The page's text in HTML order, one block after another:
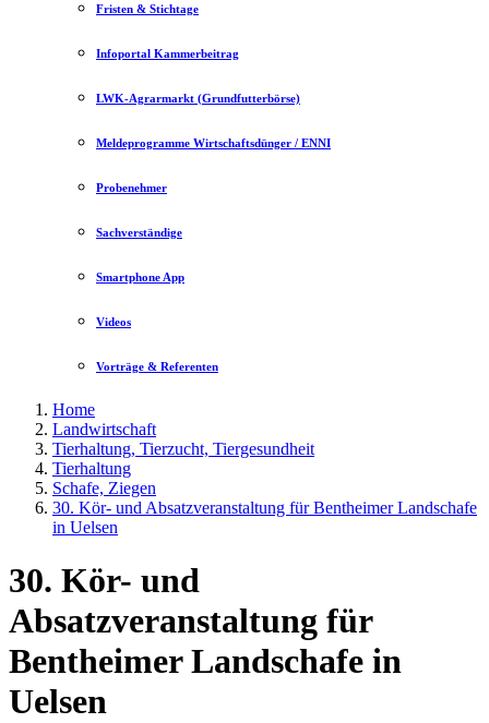
Fristen & Stichtage
Infoportal Kammerbeitrag
LWK-Agrarmarkt (Grundfutterbörse)
Meldeprogramme Wirtschaftsdünger / ENNI
Probenehmer
Sachverständige
Smartphone App
Videos
Vorträge & Referenten
Home
Landwirtschaft
Tierhaltung, Tierzucht, Tiergesundheit
Tierhaltung
Schafe, Ziegen
30. Kör- und Absatzveranstaltung für Bentheimer Landschafe
in Uelsen
30. Kör- und
Absatzveranstaltung für
Bentheimer Landschafe in
Uelsen